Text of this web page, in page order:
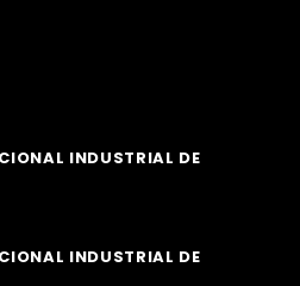
INDUSTRIAL DE
INDUSTRIAL DE